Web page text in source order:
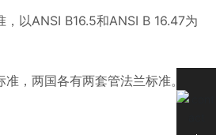
以ANSI B16.5和ANSI B 16.47为
，两国各有两套管法兰标准。